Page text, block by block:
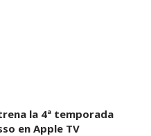
la 4ª temporada
en Apple TV